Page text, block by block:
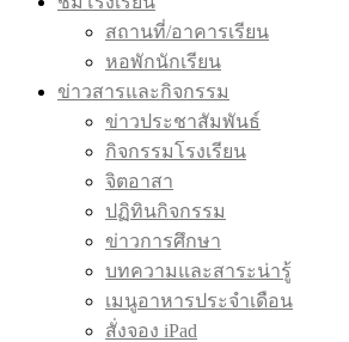
สถานที่/อาคารเรียน
หอพักนักเรียน
ข่าวสารและกิจกรรม
ข่าวประชาสัมพันธ์
กิจกรรมโรงเรียน
จิตอาสา
ปฏิทินกิจกรรม
ข่าวการศึกษา
บทความและสาระน่ารู้
เมนูอาหารประจำเดือน
สั่งจอง iPad